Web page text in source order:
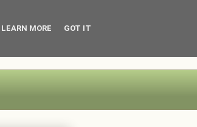
LEARN MORE GOT IT